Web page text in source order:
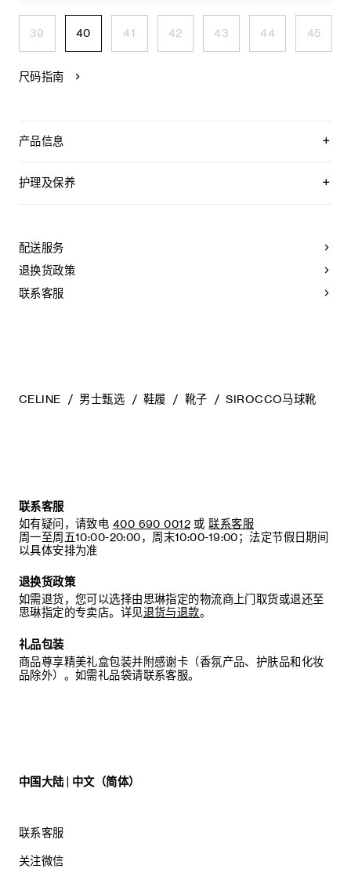
39 40 41 42 43 44 45
尺码指南
产品信息
圆形鞋头
打蜡棉质鞋带
皮革内底
TPU外底
意大利制造
编号：365547029C.19DK
护理及保养
泽。为了让您的鞋履历久弥新，我们建议您遵循以下保养方
法：
- 避免接触水、油脂、香水和化妆品。如果鞋子不慎沾湿，请使
用浅色软布将液体擦干。
擦拭皮革，微湿时可擦拭织物面料。
配送服务
退换货政策
联系客服
CELINE 男士甄选 鞋履 靴子 SIROCCO马球靴
联系客服
如有疑问，请致电 400 690 0012 或 联系客服
周一至周五10:00-20:00，周末10:00-19:00；法定节假日期间
以具体安排为准
退换货政策
如需退货，您可以选择由思琳指定的物流商上门取货或退还至
思琳指定的专卖店。详见退货与退款。
礼品包装
商品尊享精美礼盒包装并附感谢卡（香氛产品、护肤品和化妆
品除外）。如需礼品袋请联系客服。
中国大陆 | 中文（简体）
联系客服
关注微信